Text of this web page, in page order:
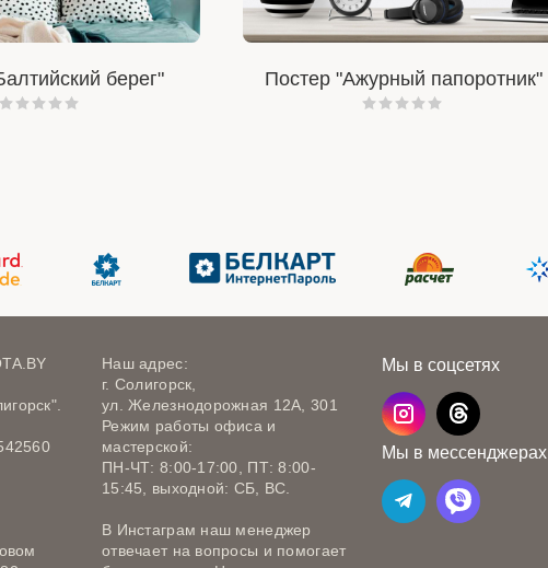
берег" Постер "Ажурный папоротник"
Наш адрес:
г. Солигорск,
ул. Железнодорожная 12А, 301
Режим работы офиса и
мастерской:
ПН-ЧТ: 8:00-17:00, ПТ: 8:00-
15:45, выходной: СБ, ВС.
В Инстаграм наш менеджер
отвечает на вопросы и помогает
Мы в соцсетях
Мы в мессенджерах